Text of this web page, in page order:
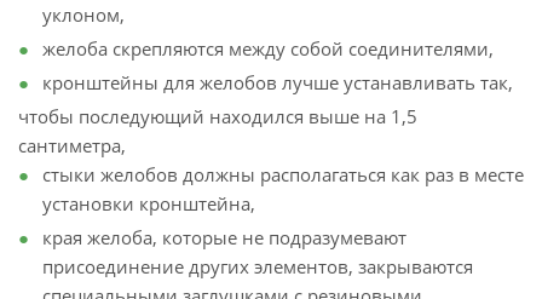
уклоном,
желоба скрепляются между собой соединителями,
кронштейны для желобов лучше устанавливать так,
чтобы последующий находился выше на 1,5
сантиметра,
стыки желобов должны располагаться как раз в месте
установки кронштейна,
края желоба, которые не подразумевают
присоединение других элементов, закрываются